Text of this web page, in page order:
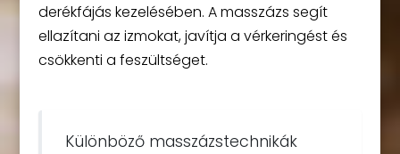
derékfájás kezelésében. A masszázs segít
ellazítani az izmokat, javítja a vérkeringést és
csökkenti a feszültséget.
Különböző masszázstechnikák